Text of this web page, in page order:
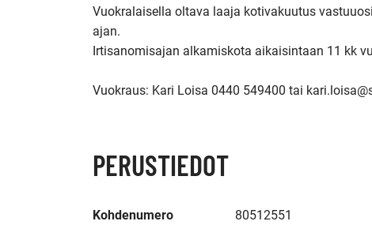
Vuokralaisella oltava laaja kotivakuutus
ajan.
Irtisanomisajan alkamiskota aikaisintaan 11 kk
Vuokraus: Kari Loisa 0440 549400 tai
PERUSTIEDOT
Kohdenumero 80512551